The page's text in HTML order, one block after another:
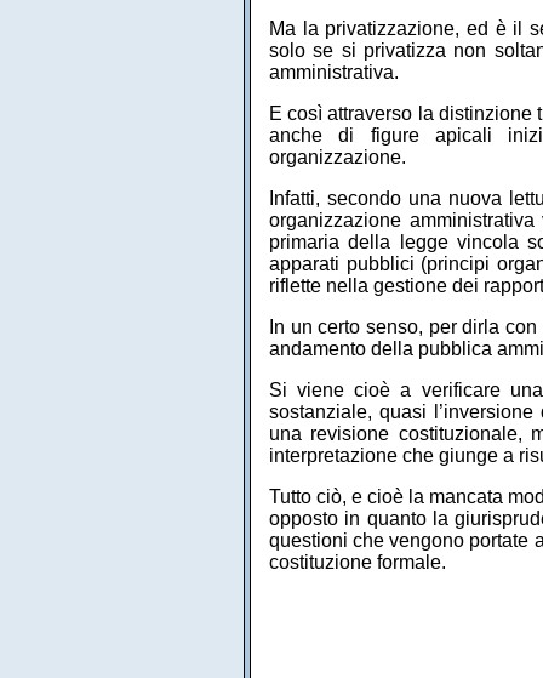
Ma la privatizzazione, ed è il
solo se si privatizza non
amministrativa.
E così attraverso la distinzione
anche di figure apicali
organizzazione.
Infatti, secondo una nuova
organizzazione
primaria della legge vincola
apparati pubblici (principi
riflette nella gestione dei
In un certo senso, per dirla
andamento della pubblica
Si viene cioè a verificare
sostanziale, quasi
una revisione costituzionale,
interpretazione che giunge a
Tutto ciò, e cioè la mancata
opposto in quanto la
questioni che vengono portate
costituzione formale.